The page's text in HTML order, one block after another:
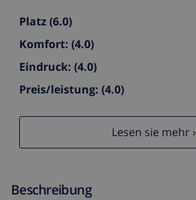
Platz(6.0)
Komfort: (4.0)
Eindruck: (4.0)
Preis/leistung: (4.0)
Lesen sie mehr ›
Beschreibung